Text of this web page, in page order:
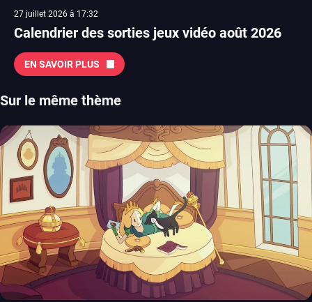
27 juillet 2026 à 17:32
Calendrier des sorties jeux vidéo août 2026
EN SAVOIR PLUS
Sur le même thème